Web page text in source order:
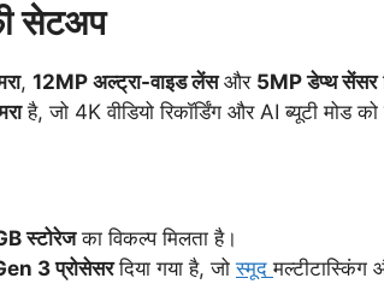
सेटअप
, 12MP अल्ट्रा-वाइड लेंसऔर 5MP डेप्थ सेंसर
है, जो 4K वीडियो रिकॉर्डिंग और AI ब्यूटी मोड को
स्टोरेजका विकल्प मिलता है।
3 प्रोसेसरदिया गया है, जोस्मूदमल्टीटास्किंग